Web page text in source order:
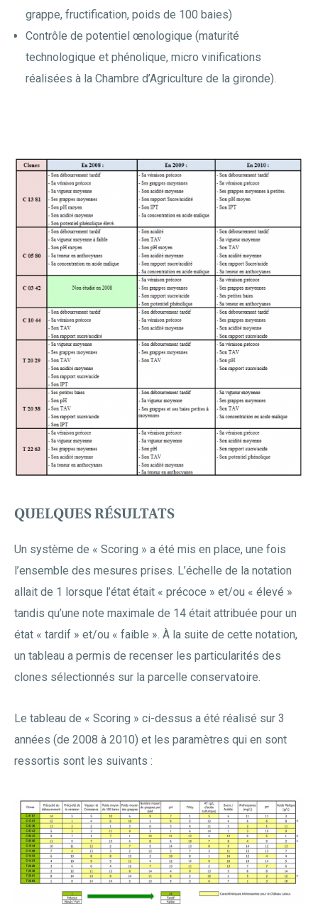
grappe, fructification, poids de 100 baies)
Contrôle de potentiel œnologique (maturité
technologique et phénolique, micro vinifications
réalisées à la Chambre d’Agriculture de la gironde).
QUELQUES RÉSULTATS
Un système de « Scoring » a été mis en place, une fois
l’ensemble des mesures prises. L’échelle de la notation
allait de 1 lorsque l’état était « précoce » et/ou « élevé »
tandis qu’une note maximale de 14 était attribuée pour un
état « tardif » et/ou « faible ». À la suite de cette notation,
un tableau a permis de recenser les particularités des
clones sélectionnés sur la parcelle conservatoire.
Le tableau de « Scoring » ci-dessus a été réalisé sur 3
années (de 2008 à 2010) et les paramètres qui en sont
ressortis sont les suivants :